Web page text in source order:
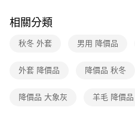
客戶支援中心」
【注意事項】
１．透過由恩沛科技股份有限公司提
權轉讓予恩沛科技股份有限公司。
https://aftee.tw/terms/#terms3
３．未成年的使用者請事先徵得法定
免運費
相關分類
秋冬 外套 男用 降價品
外套 降價品 降價品 秋冬
降價品 大象灰 羊毛 降價品